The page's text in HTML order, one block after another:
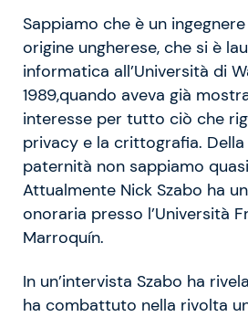
Sappiamo che è un
origine ungherese, che si è
informatica all’Università di
1989,quando aveva già
interesse per tutto ciò che
privacy e la crittografia. Della
paternità non sappiamo
Attualmente Nick Szabo ha
onoraria presso l’Università
Marroquín.
In un’intervista Szabo ha
ha combattuto nella rivolta